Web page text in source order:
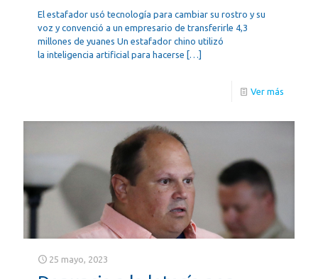
El estafador usó tecnología para cambiar su rostro y su
voz y convenció a un empresario de transferirle 4,3
millones de yuanes Un estafador chino utilizó
la inteligencia artificial para hacerse […]
Ver más
25 mayo, 2023